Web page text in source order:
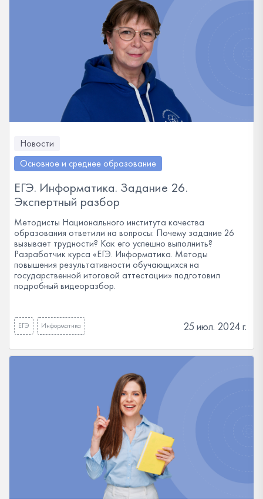
Новости
Основное и среднее образование
ЕГЭ. Информатика. Задание 26.
Экспертный разбор
Методисты Национального института качества
образования ответили на вопросы: Почему задание 26
вызывает трудности? Как его успешно выполнить?
Разработчик курса «ЕГЭ. Информатика. Методы
повышения результативности обучающихся на
государственной итоговой аттестации» подготовил
подробный видеоразбор.
ЕГЭ Информатика 25 июл. 2024 г.